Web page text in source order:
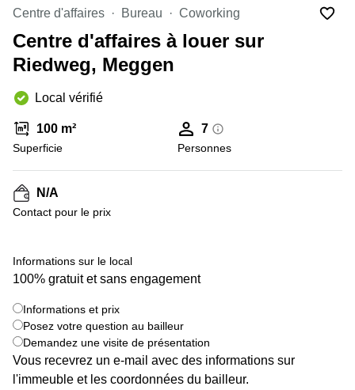
Genève
Coworking
Lausanne
Basel
Coworking
Lugano
Coworking
Coworking
Nyon
Versoix
Coworking
Meyrin
Salle
Rue de
la Cité
1
Genève
Place
de la
12
Genève
Rue de la
Corraterie
5 Genève
Bamba
1-3
Genève
Rue de
Lausanne
69
Genève
Avenue
Centre d'affaires Bureau Coworking
Centre d'affaires à louer sur
Riedweg, Meggen
Local vérifié
100 m²
Superficie
7
Personnes
N/A
Contact pour le prix
Informations sur le local
100% gratuit et sans engagement
Informations et prix
Posez votre question au bailleur
Demandez une visite de présentation
Vous recevrez un e-mail avec des informations sur
l'immeuble et les coordonnées du bailleur.